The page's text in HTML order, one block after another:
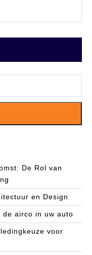
De Rol van
en Design
de airco in uw auto
voor